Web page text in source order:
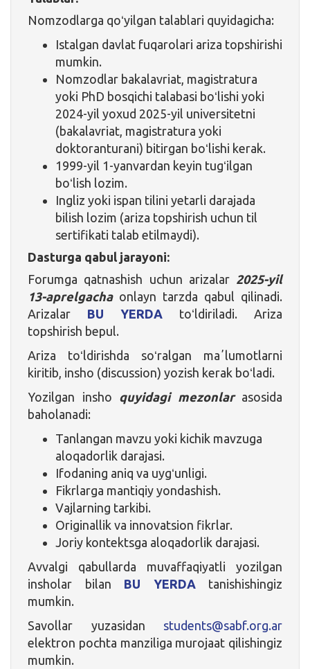
Nomzodlarga qoʻyilgan talablari quyidagicha:
Istalgan davlat fuqarolari ariza topshirishi
mumkin.
Nomzodlar bakalavriat, magistratura
yoki PhD bosqichi talabasi boʻlishi yoki
2024-yil yoxud 2025-yil universitetni
(bakalavriat, magistratura yoki
doktoranturani) bitirgan boʻlishi kerak.
1999-yil 1-yanvardan keyin tugʻilgan
boʻlish lozim.
Ingliz yoki ispan tilini yetarli darajada
bilish lozim (ariza topshirish uchun til
sertifikati talab etilmaydi).
Dasturga qabul jarayoni:
Forumga qatnashish uchun arizalar 2025-yil
13-aprelgachaonlayn tarzda qabul qilinadi.
Arizalar BU YERDA toʻldiriladi. Ariza
topshirish bepul.
Ariza toʻldirishda soʻralgan maʼlumotlarni
kiritib, insho (discussion) yozish kerak boʻladi.
Yozilgan insho quyidagi mezonlar asosida
baholanadi:
Tanlangan mavzu yoki kichik mavzuga
aloqadorlik darajasi.
Ifodaning aniq va uygʻunligi.
Fikrlarga mantiqiy yondashish.
Vajlarning tarkibi.
Originallik va innovatsion fikrlar.
Joriy kontektsga aloqadorlik darajasi.
Avvalgi qabullarda muvaffaqiyatli yozilgan
insholar bilan BU YERDA tanishishingiz
mumkin.
Savollar yuzasidan students@sabf.org.ar
elektron pochta manziliga murojaat qilishingiz
mumkin.